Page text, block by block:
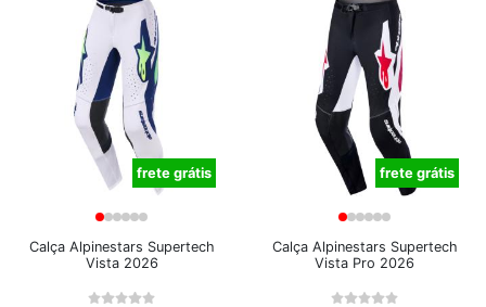
frete grátis
Calça Alpinestars Supertech
Vista 2026
frete grátis
Calça Alpinestars Supertech
Vista Pro 2026